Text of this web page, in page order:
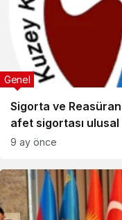
Sigorta ve
afet sigortası
Genel
9 ay önce